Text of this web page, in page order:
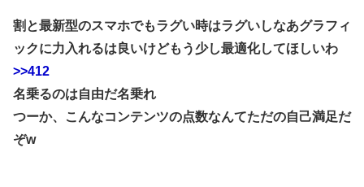
割と最新型のスマホでもラグい時はラグいしなあグラフィ
ックに力入れるは良いけどもう少し最適化してほしいわ
>>412
名乗るのは自由だ名乗れ
つーか、こんなコンテンツの点数なんてただの自己満足だ
ぞw